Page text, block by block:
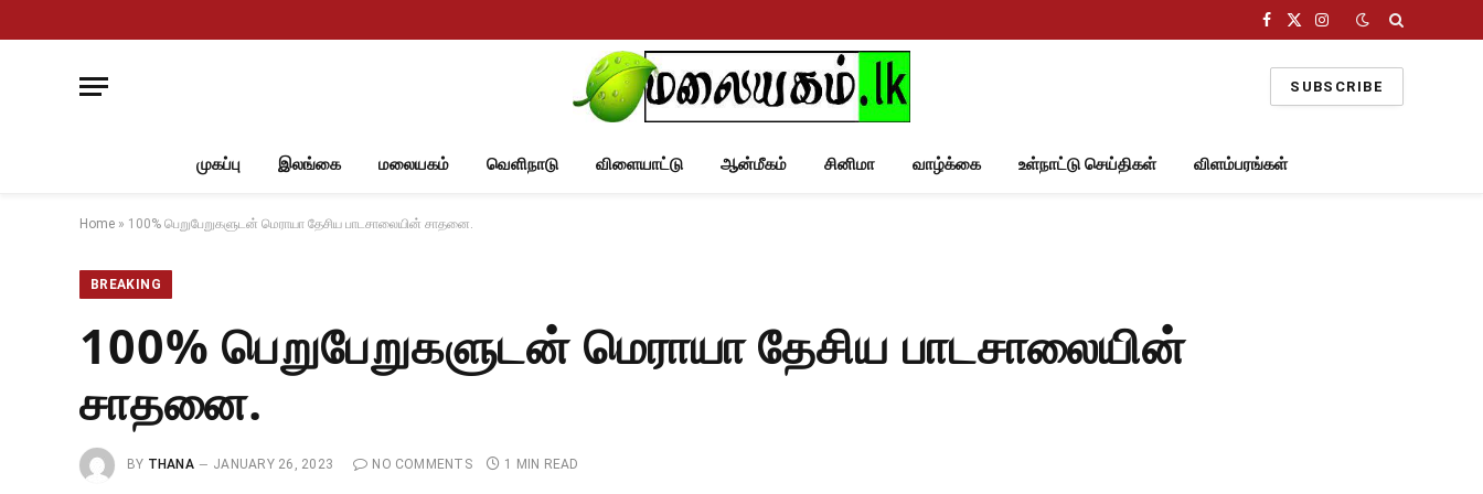
Facebook
X
Instagram
SUBSCRIBE
முகப்பு இலங்கை மலையகம் வெளிநாடு விளையாட்டு ஆன்மீகம் சினிமா வாழ்க்கை உள்நாட்டு செய்திகள் விளம்பரங்கள்
Home » 100% பெறுபேறுகளுடன் மெராயா தேசிய பாடசாலையின் சாதனை.
BREAKING
100% பெறுபேறுகளுடன் மெராயா தேசிய பாடசாலையின்
சாதனை.
BY THANA JANUARY 26, 2023 NO COMMENTS 1 MIN READ